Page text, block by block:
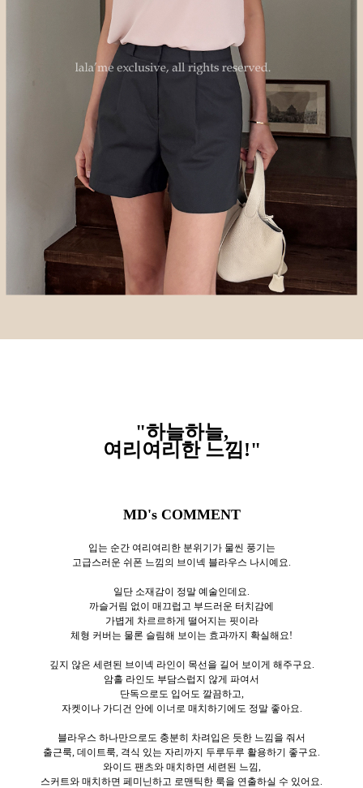
"하늘하늘,
여리여리한 느낌!"
MD's COMMENT
입는 순간 여리여리한 분위기가 물씬 풍기는
고급스러운 쉬폰 느낌의 브이넥 블라우스 나시예요.
일단 소재감이 정말 예술인데요.
까슬거림 없이 매끄럽고 부드러운 터치감에
가볍게 차르르하게 떨어지는 핏이라
체형 커버는 물론 슬림해 보이는 효과까지 확실해요!
깊지 않은 세련된 브이넥 라인이 목선을 길어 보이게 해주구요.
암홀 라인도 부담스럽지 않게 파여서
단독으로도 입어도 깔끔하고,
자켓이나 가디건 안에 이너로 매치하기에도 정말 좋아요.
블라우스 하나만으로도 충분히 차려입은 듯한 느낌을 줘서
출근룩, 데이트룩, 격식 있는 자리까지 두루두루 활용하기 좋구요.
와이드 팬츠와 매치하면 세련된 느낌,
스커트와 매치하면 페미닌하고 로맨틱한 룩을 연출하실 수 있어요.